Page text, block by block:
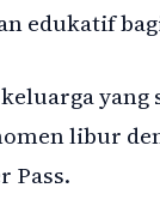
edukatif
libur
Pass.